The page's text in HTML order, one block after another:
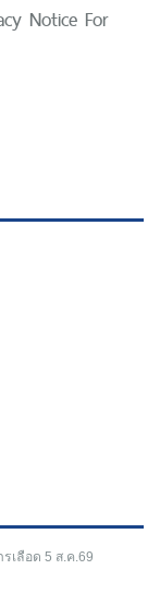
Notice For
เลือด 5 ส.ค.69